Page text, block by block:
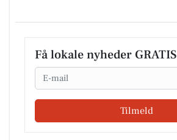
Få lokale nyheder GRATIS
Email
Tilmeld